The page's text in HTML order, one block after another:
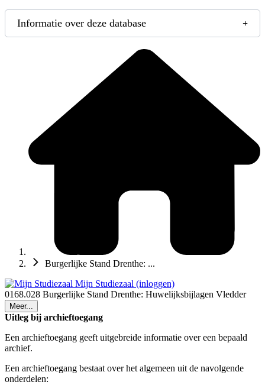
Informatie over deze database
Burgerlijke Stand Drenthe: ...
Mijn Studiezaal (inloggen)
0168.028 Burgerlijke Stand Drenthe: Huwelijksbijlagen Vledder
Meer...
Uitleg bij archieftoegang
Een archieftoegang geeft uitgebreide informatie over een bepaald
archief.
Een archieftoegang bestaat over het algemeen uit de navolgende
onderdelen: